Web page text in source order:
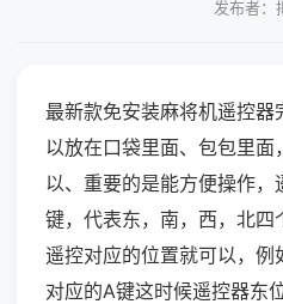
发布者：
最新款免安装麻将机遥控
以放在口袋里面、包包里
以、重要的是能方便操作
键，代表东，南，西，北
遥控对应的位置就可以，
对应的A键这时候遥控器东